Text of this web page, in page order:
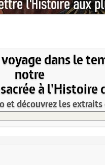
dans le
notre
à l'Histoire
et découvrez les